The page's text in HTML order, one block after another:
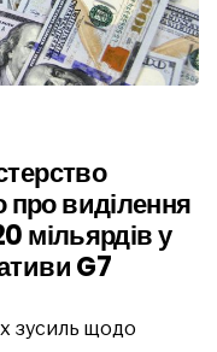
виділення
мільярдів у
G7
зусиль щодо